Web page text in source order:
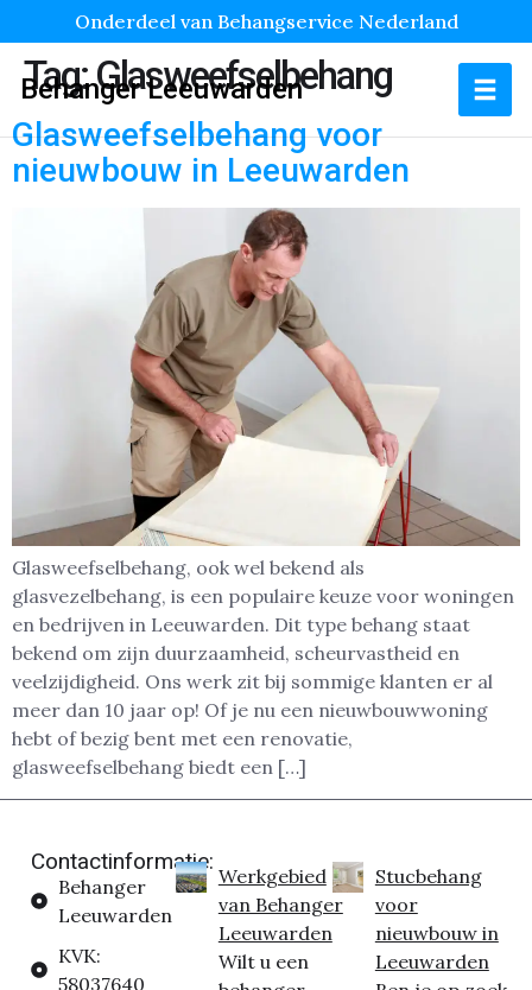
Onderdeel van Behangservice Nederland
Behanger Leeuwarden
Tag:Glasweefselbehang
Glasweefselbehang voor
nieuwbouw in Leeuwarden
Glasweefselbehang, ook wel bekend als
glasvezelbehang, is een populaire keuze voor woningen
en bedrijven in Leeuwarden. Dit type behang staat
bekend om zijn duurzaamheid, scheurvastheid en
veelzijdigheid. Ons werk zit bij sommige klanten er al
meer dan 10 jaar op! Of je nu een nieuwbouwwoning
hebt of bezig bent met een renovatie,
glasweefselbehang biedt een […]
Contactinformatie:
Behanger
Leeuwarden
KVK:
58037640
Werkgebied
van Behanger
Leeuwarden
Wilt u een
Stucbehang
voor
nieuwbouw in
Leeuwarden